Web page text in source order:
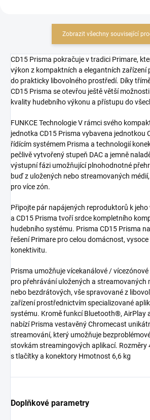
Zobrazit všechny související
CD15 Prisma pokračuje v tradici Primare,
výkon z kompaktních a elegantních zařízení
do prakticky libovolného prostředí. Díky
CD15 Prisma se otevřou ještě větší
kvality hudebního výkonu a přístupu do
FUNKCE Technologie V rámci svého
jednotka CD15 Prisma vybavena jednotkou
řídícím systémem Prisma a technologií
pečlivě vytvořený stupeň DAC a jemně
výstupní fázi umožňující plnohodnotné
buď z uložených nebo streamovaných
pro více zón.
Připojte pár napájených reproduktorů k
a CD15 Prisma tvoří srdce kompletního
hudebního systému. Prisma CD15 Prisma
řešení Primare pro celou domácnost,
konektivitu.
Prisma umožňuje vícekanálové /
pro přehrávání uložených a streamovaných
nebo bezdrátových, vše spravované z
zařízení prostřednictvím specializované
systému. Kromě funkcí Bluetooth®, AirPlay
nabízí Prisma vestavěný Chromecast
streamování, který umožňuje
stovkám streamingových aplikací. Rozměry
s tlačítky a konektory Hmotnost 6,6 kg
Doplňkové parametry